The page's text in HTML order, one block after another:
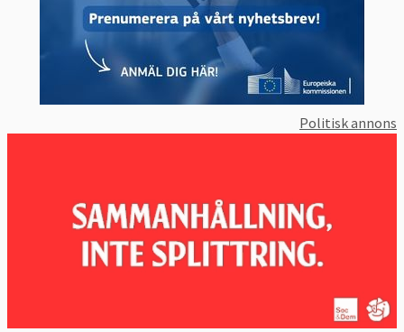
Politisk annons